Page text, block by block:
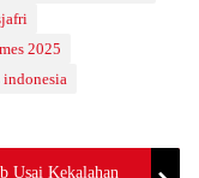
2025
indonesia
Usai Kekalahan